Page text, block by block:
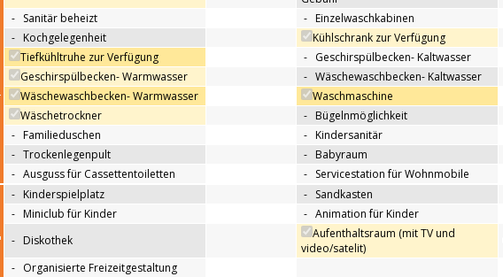
- Sanitär beheizt - Einzelwaschkabinen
- Kochgelegenheit
Kühlschrank zur Verfügung
Tiefkühltruhe zur Verfügung
- Geschirspülbecken- Kaltwasser
Geschirspülbecken- Warmwasser
- Wäschewaschbecken- Kaltwasser
Wäschewaschbecken- Warmwasser
Waschmaschine
Wäschetrockner
- Bügelnmöglichkeit
- Familieduschen - Kindersanitär
- Trockenlegenpult - Babyraum
- Ausguss für Cassettentoiletten - Servicestation für Wohnmobile
- Kinderspielplatz - Sandkasten
- Miniclub für Kinder - Animation für Kinder
- Diskothek
Aufenthaltsraum (mit TV und
video/satelit)
- Organisierte Freizeitgestaltung